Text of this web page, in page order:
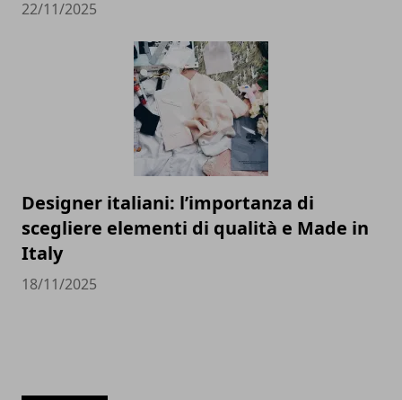
22/11/2025
Designer italiani: l’importanza di
scegliere elementi di qualità e Made in
Italy
18/11/2025